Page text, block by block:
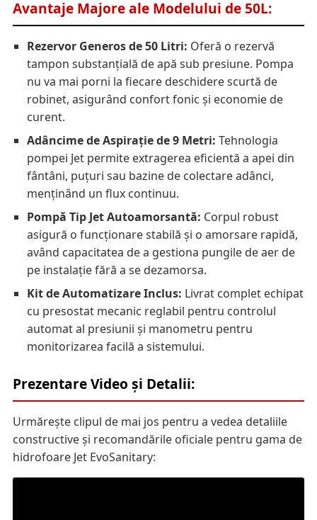
Avantaje Majore ale Modelului de 50L:
Rezervor Generos de 50 Litri: Oferă o rezervă
tampon substanțială de apă sub presiune. Pompa
nu va mai porni la fiecare deschidere scurtă de
robinet, asigurând confort fonic și economie de
curent.
Adâncime de Aspirație de 9 Metri: Tehnologia
pompei Jet permite extragerea eficientă a apei din
fântâni, puțuri sau bazine de colectare adânci,
menținând un flux continuu.
Pompă Tip Jet Autoamorsantă: Corpul robust
asigură o funcționare stabilă și o amorsare rapidă,
având capacitatea de a gestiona pungile de aer de
pe instalație fără a se dezamorsa.
Kit de Automatizare Inclus: Livrat complet echipat
cu presostat mecanic reglabil pentru controlul
automat al presiunii și manometru pentru
monitorizarea facilă a sistemului.
Prezentare Video și Detalii:
Urmărește clipul de mai jos pentru a vedea detaliile
constructive și recomandările oficiale pentru gama de
hidrofoare Jet EvoSanitary: